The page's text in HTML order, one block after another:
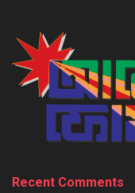
Recent Comments